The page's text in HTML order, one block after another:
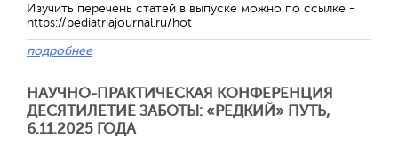
Изучить перечень статей в выпуске можно по ссылке -
https://pediatriajournal.ru/hot
подробнее
НАУЧНО-ПРАКТИЧЕСКАЯ КОНФЕРЕНЦИЯ
ДЕСЯТИЛЕТИЕ ЗАБОТЫ: «РЕДКИЙ» ПУТЬ,
6.11.2025 ГОДА